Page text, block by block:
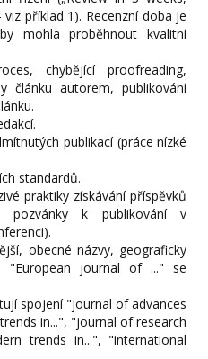
viz příklad 1). Recenzní doba je
mohla proběhnout kvalitní
chybějící proofreading,
článku autorem, publikování
publikací (práce nízké
standardů.
praktiky získávání příspěvků
pozvánky k publikování v
obecné názvy, geograficky
"European journal of ..." se
spojení "journal of advances
in...", "journal of research
trends in...", "international